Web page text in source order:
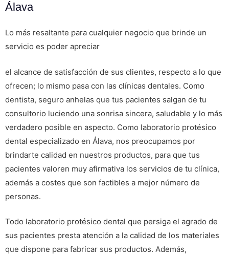
Álava
Lo más resaltante para cualquier negocio que brinde un
servicio es poder apreciar
el alcance de satisfacción de sus clientes, respecto a lo que
ofrecen; lo mismo pasa con las clínicas dentales. Como
dentista, seguro anhelas que tus pacientes salgan de tu
consultorio luciendo una sonrisa sincera, saludable y lo más
verdadero posible en aspecto. Como laboratorio protésico
dental especializado en Álava, nos preocupamos por
brindarte calidad en nuestros productos, para que tus
pacientes valoren muy afirmativa los servicios de tu clínica,
además a costes que son factibles a mejor número de
personas.
Todo laboratorio protésico dental que persiga el agrado de
sus pacientes presta atención a la calidad de los materiales
que dispone para fabricar sus productos. Además,